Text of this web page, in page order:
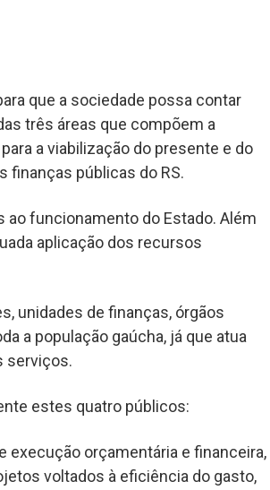
que a sociedade possa contar
três áreas que compõem a
a viabilização do presente e do
finanças públicas do RS.
funcionamento do Estado. Além
aplicação dos recursos
unidades de finanças, órgãos
a população gaúcha, já que atua
serviços.
estes quatro públicos:
execução orçamentária e financeira,
voltados à eficiência do gasto,